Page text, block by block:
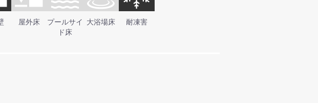
屋外床
プールサイ
ド床
大浴場床 耐凍害